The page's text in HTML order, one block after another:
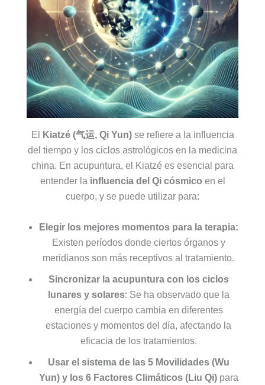
El Kiatzé (气运, Qi Yun)se refiere a la influencia
del tiempo y los ciclos astrológicos en la medicina
china. En acupuntura, el Kiatzé es esencial para
entender la influencia del Qi cósmico en el
cuerpo, y se puede utilizar para:
Elegir los mejores momentos para la terapia:
Existen períodos donde ciertos órganos y
meridianos son más receptivos al tratamiento.
Sincronizar la acupuntura con los ciclos
lunares y solares: Se ha observado que la
energía del cuerpo cambia en diferentes
estaciones y momentos del día, afectando la
eficacia de los tratamientos.
Usar el sistema de las 5 Movilidades (Wu
Yun) y los 6 Factores Climáticos (Liu Qi)para